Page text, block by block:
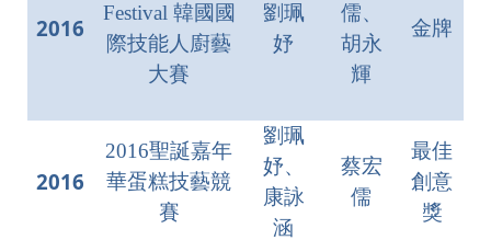
2016
Festival 韓國國
際技能人廚藝
大賽
劉珮
妤
儒、
胡永
輝
金牌
2016
2016聖誕嘉年
華蛋糕技藝競
賽
劉珮
妤、
康詠
涵
蔡宏
儒
最佳
創意
獎